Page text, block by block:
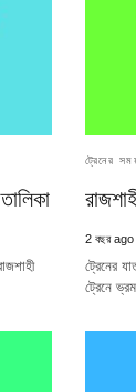
ট্রেনের
2 বছর ago
ট্রেনের
ট্রেনে